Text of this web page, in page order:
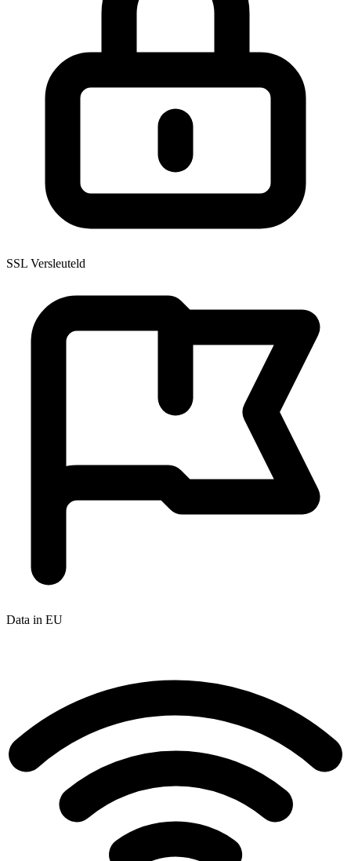
SSL Versleuteld
Data in EU